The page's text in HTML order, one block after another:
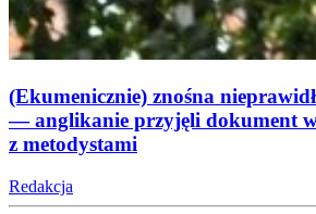
(Ekumenicznie) znośna
— anglikanie przyjęli dokument
z metodystami
Redakcja